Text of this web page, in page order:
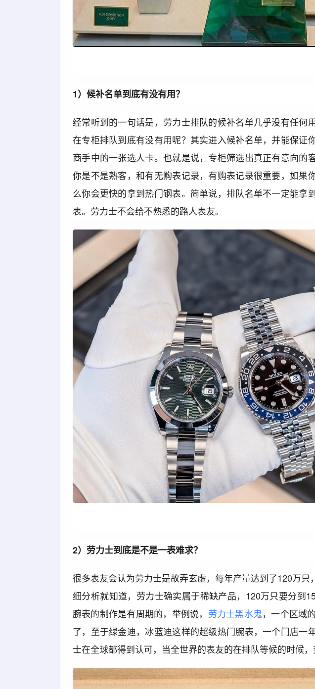
1）候补名单到底有没有用？
经常听到的一句话是，劳力士排队的候补名单几乎没有任何
在专柜排队到底有没有用呢？其实进入候补名单，并能保证
商手中的一张选人卡。也就是说，专柜筛选出真正有意向的
你是不是熟客，和有无购表记录，有购表记录很重要，如果
么你会更快的拿到热门钢表。简单说，排队名单不一定能拿
表。劳力士不会给不熟悉的路人表友。
2）劳力士到底是不是一表难求？
很多表友会认为劳力士是故弄玄虚，每年产量达到了120万
细分析就知道，劳力士确实属于稀缺产品，120万只要分到
腕表的制作是有周期的，举例说， 劳力士黑水鬼，一个区域
了，至于绿金迪，冰蓝迪这样的超级热门腕表，一个门店一
士在全球都得到认可，当全世界的表友的在排队等候的时候